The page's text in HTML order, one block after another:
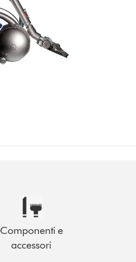
Componenti e
accessori